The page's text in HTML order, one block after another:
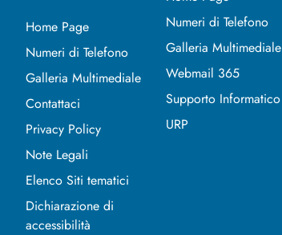
Home Page
Numeri di Telefono
Galleria Multimediale
Contattaci
Privacy Policy
Note Legali
Elenco Siti tematici
Dichiarazione di
accessibilità
Numeri di Telefono
Galleria Multimediale
Webmail 365
Supporto Informatico
URP